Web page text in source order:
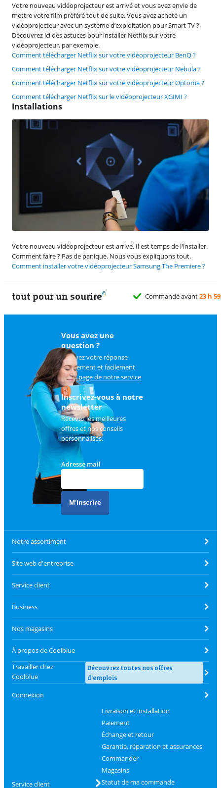
Votre nouveau vidéoprojecteur est arrivé et vous avez envie de
mettre votre film préféré tout de suite. Vous avez acheté un
vidéoprojecteur avec un système d’exploitation pour Smart TV ?
Découvrez ici des astuces pour installer Netflix sur votre
vidéoprojecteur, par exemple.
Comment télécharger Netflix sur votre vidéoprojecteur BenQ ?
Comment télécharger Netflix sur votre vidéoprojecteur Nebula ?
Comment télécharger Netflix sur votre vidéoprojecteur Optoma ?
Comment télécharger Netflix sur le vidéoprojecteur XGIMI ?
Installations
Votre nouveau vidéoprojecteur est arrivé. Il est temps de l'installer.
Comment faire ? Pas de panique. Nous vous expliquons tout.
Comment installer votre vidéoprojecteur Samsung The Premiere ?
tout pour un sourire
, livré demain gratuitement
Vous avez une
question ?
Trouvez votre réponse
rapidement et facilement
surla page de notre service
client.
Inscrivez-vous à notre
newsletter
Recevez les meilleures
offres et nos conseils
personnalisés.
Adresse mail
M'inscrire
Notre assortiment
Site web d'entreprise
Service client
Business
Nos magasins
À propos de Coolblue
Travailler chez
Coolblue
Découvrez toutes nos offres
d'emplois
Connexion
Service client
Livraison et installation
Paiement
Échange et retour
Garantie, réparation et assurances
Commander
Magasins
Statut de ma commande